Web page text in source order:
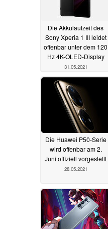
Die Akkulaufzeit des
Sony Xperia 1 III leidet
offenbar unter dem 120
Hz 4K-OLED-Display
31.05.2021
Die Huawei P50-Serie
wird offenbar am 2.
Juni offiziell vorgestellt
28.05.2021